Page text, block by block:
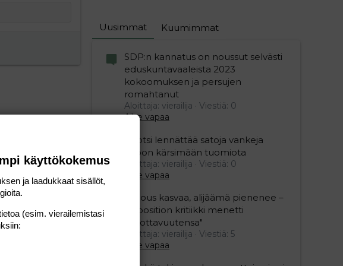
Uusimmat Kuumimmat
SDP:n kannatus on noussut selvästi
eduskuntavaaleista 2023
kokoomuksen ja persujen
romahtanut
Aloittaja: vierailija
Viestiä: 0
Aihe vapaa
Ruotsi lennättää satoja vankeja
Viroon kärsimään tuomiota
Aloittaja: vierailija
Viestiä: 0
Aihe vapaa
"Talous kasvaa, alijäämä pienenee –
opposition kritiikki menetti
uskottavuutensa"
Aloittaja: vierailija
Viestiä: 5
Aihe vapaa
käyttökokemus
ja laadukkaat sisällöt,
(esim. vierailemis­tasi